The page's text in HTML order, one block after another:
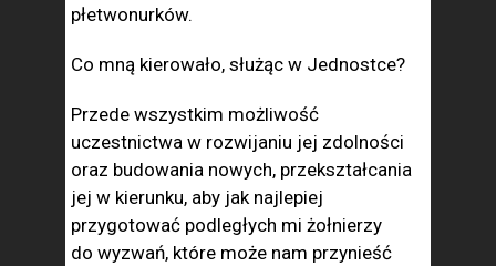
płetwonurków.
Co mną kierowało, służąc w Jednostce?
Przede wszystkim możliwość
uczestnictwa w rozwijaniu jej zdolności
oraz budowania nowych, przekształcania
jej w kierunku, aby jak najlepiej
przygotować podległych mi żołnierzy
do wyzwań, które może nam przynieść